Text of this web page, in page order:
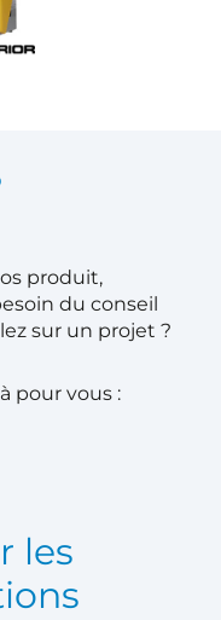
produit,
du conseil
sur un projet ?
pour vous :
les